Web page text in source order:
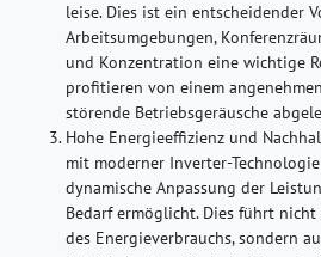
leise. Dies ist ein entscheidender
Arbeitsumgebungen,
und Konzentration eine wichtige
profitieren von einem
störende Betriebsgeräusche
Hohe Energieeffizienz und
mit moderner Inverter-
dynamische Anpassung der
Bedarf ermöglicht. Dies führt
des Energieverbrauchs, sondern